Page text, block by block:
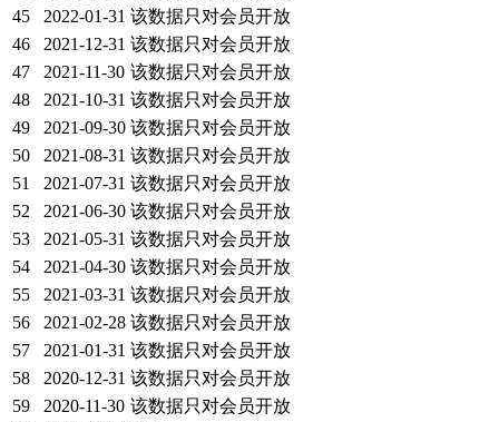
45
2022-01-31 该数据只对会员开放
46
2021-12-31 该数据只对会员开放
47
2021-11-30 该数据只对会员开放
48
2021-10-31 该数据只对会员开放
49
2021-09-30 该数据只对会员开放
50
2021-08-31 该数据只对会员开放
51
2021-07-31 该数据只对会员开放
52
2021-06-30 该数据只对会员开放
53
2021-05-31 该数据只对会员开放
54
2021-04-30 该数据只对会员开放
55
2021-03-31 该数据只对会员开放
56
2021-02-28 该数据只对会员开放
57
2021-01-31 该数据只对会员开放
58
2020-12-31 该数据只对会员开放
59
2020-11-30 该数据只对会员开放